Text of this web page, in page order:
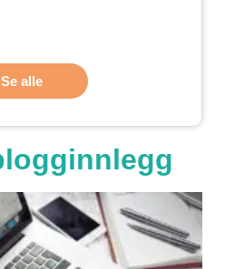
Se alle